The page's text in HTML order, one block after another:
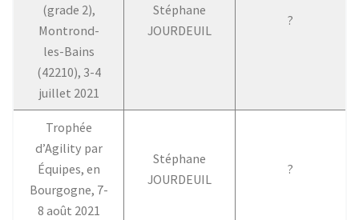
(grade 2),
Montrond-
les-Bains
(42210), 3-4
juillet 2021
Stéphane
JOURDEUIL
?
Trophée
d’Agility par
Équipes, en
Bourgogne, 7-
8 août 2021
Stéphane
JOURDEUIL
?